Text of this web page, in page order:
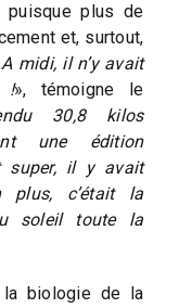
puisque plus de
et, surtout,
A midi, il n’y avait
!», témoigne le
30,8 kilos
une édition
super, il y avait
plus, c’était la
soleil toute la
la biologie de la